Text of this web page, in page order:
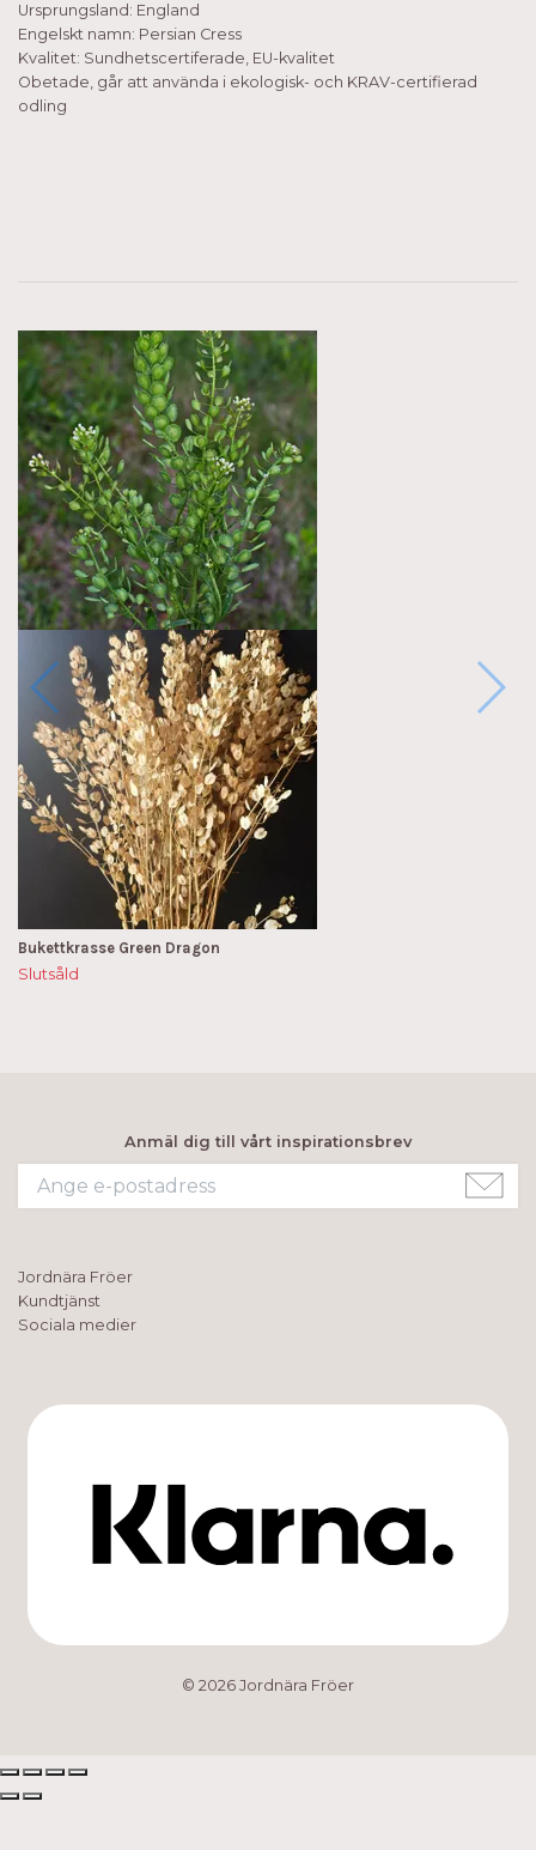
Ursprungsland: England
Engelskt namn: Persian Cress
Kvalitet: Sundhetscertiferade, EU-kvalitet
Obetade, går att använda i ekologisk- och KRAV-certifierad
odling
Bukettkrasse Green Dragon
Slutsåld
Anmäl dig till vårt inspirationsbrev
Jordnära Fröer
Kundtjänst
Sociala medier
© 2026 Jordnära Fröer